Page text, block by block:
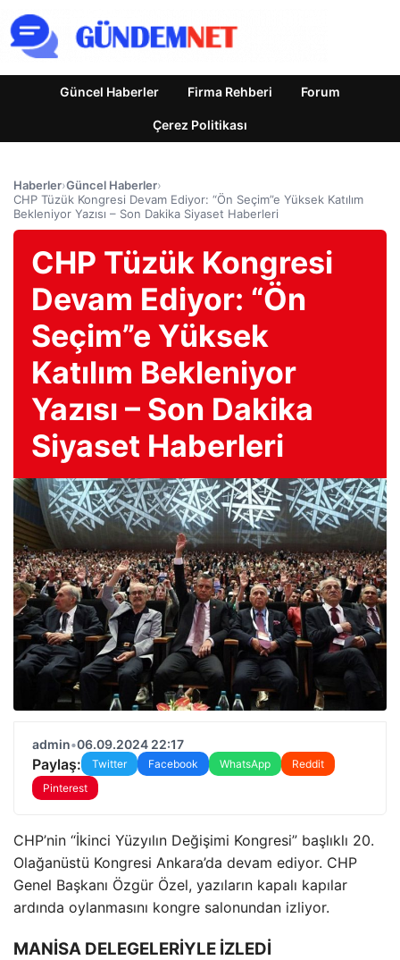
Güncel Haberler Firma Rehberi Forum
Çerez Politikası
Haberler›Güncel Haberler›
CHP Tüzük Kongresi Devam Ediyor: “Ön Seçim”e Yüksek Katılım
Bekleniyor Yazısı – Son Dakika Siyaset Haberleri
CHP Tüzük Kongresi
Devam Ediyor: “Ön
Seçim”e Yüksek
Katılım Bekleniyor
Yazısı – Son Dakika
Siyaset Haberleri
admin•06.09.2024 22:17
Paylaş: Twitter Facebook WhatsApp
Reddit
Pinterest
CHP’nin “İkinci Yüzyılın Değişimi Kongresi” başlıklı 20.
Olağanüstü Kongresi Ankara’da devam ediyor. CHP
Genel Başkanı Özgür Özel, yazıların kapalı kapılar
ardında oylanmasını kongre salonundan izliyor.
MANİSA DELEGELERİYLE İZLEDİ